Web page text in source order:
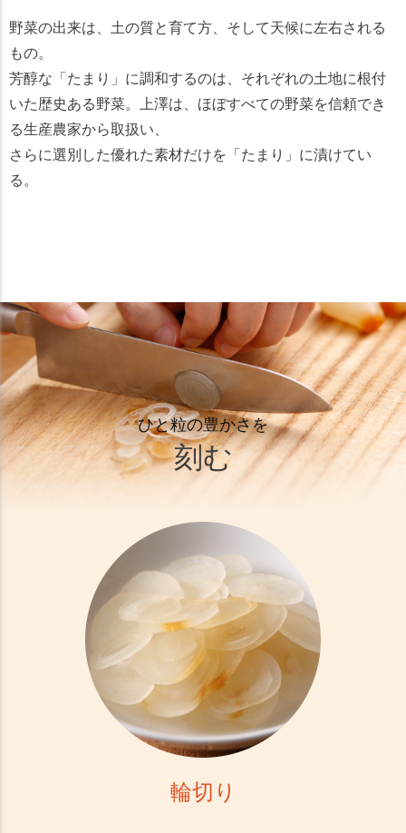
野菜の出来は、土の質と育て方、そして天候に左右される
もの。
芳醇な「たまり」に調和するのは、それぞれの土地に根付
いた歴史ある野菜。上澤は、ほぼすべての野菜を信頼でき
る生産農家から取扱い、
さらに選別した優れた素材だけを「たまり」に漬けてい
る。
ひと粒の豊かさを
刻む
輪切り